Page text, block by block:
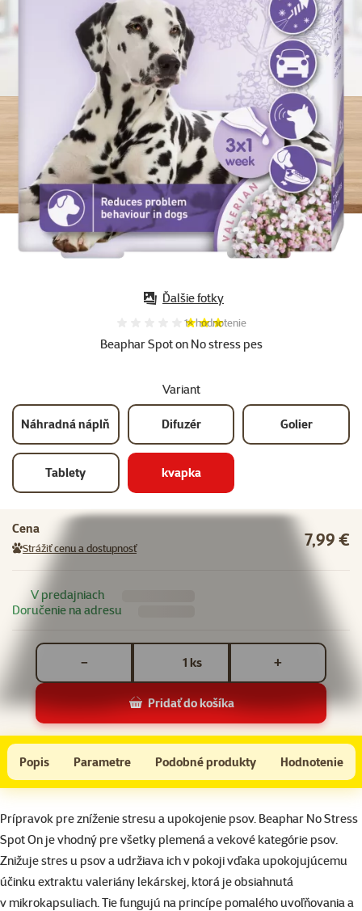
Beaphar Spot on No stress pes
Hodnotenie 60%, počet hodnotení:
1×hodnotenie
Variant
Náhradná náplň Difuzér Golier
Tablety kvapka
Cena
Strážiť cenu a dostupnosť 7,99 €
V predajniach
Doručenie na adresu
ks
− +
Pridať do košíka
Ďalšie fotky
Beaphar Spot on No stress pes
Do košíka
Popis Parametre Podobné produkty Hodnotenie
Na začiatok stránky
superzoo.product.detail.content
Prípravok pre zníženie stresu a upokojenie psov. Beaphar No Stress
Spot On je vhodný pre všetky plemená a vekové kategórie psov.
Znižuje stres u psov a udržiava ich v pokoji vďaka upokojujúcemu
účinku extraktu valeriány lekárskej, ktorá je obsiahnutá
v mikrokapsuliach. Tie fungujú na princípe pomalého uvoľňovania a